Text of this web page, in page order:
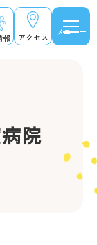
報 アクセス メニュー
院